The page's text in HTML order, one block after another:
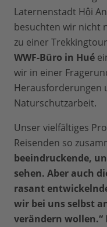
Laternenstadt Hội
besuchten wir nicht
zu einer
WWF-Büro in Hué
wir in einer
Herausforderungen
Naturschutzarbeit.
Unser vielfältiges
Reisenden so
beeindruckende,
sehen. Aber auch
rasant
wir bei uns selbst
verändern wollen.“